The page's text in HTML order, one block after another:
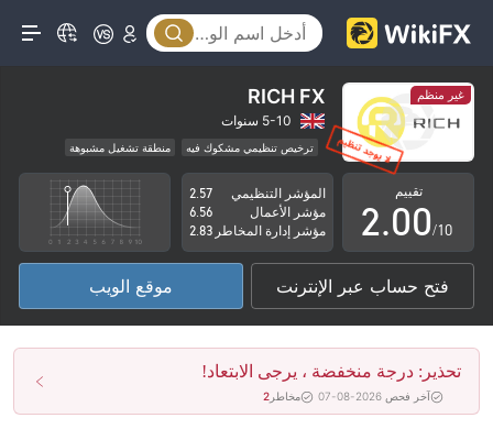
غير منظم RICH FX
5-10 سنوات
ترخيص تنظيمي مشكوك فيه
منطقة تشغيل مشبوهة
مخاطر عالية
تقييم
0
1
2
3
4
5
6
.0
1
2
3
4
0
1
2
3
4
/10
المؤشر التنظيمي
2.57
مؤشر الأعمال
6.56
مؤشر إدارة المخاطر 2.83
فتح حساب عبر الإنترنت موقع الويب
تحذير: درجة منخفضة ، يرجى الابتعاد!
آخر فحص 2026-08-07 مخاطر 2